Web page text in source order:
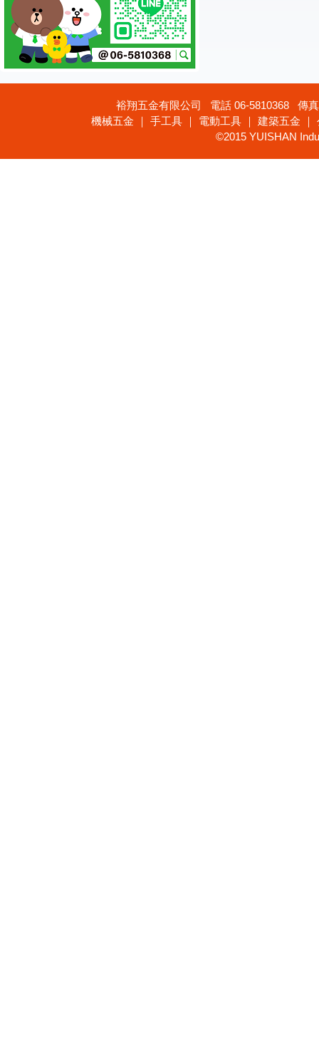
裕翔五金有限公司 電話 06-5810368 傳
機械五金 ｜ 手工具 ｜ 電動工具 ｜ 建築五金
©2015 YUISHAN